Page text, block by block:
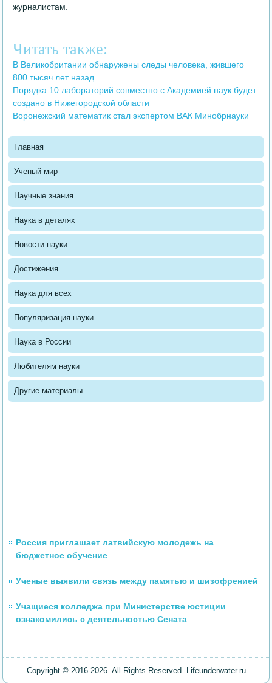
журналистам.
Читать также:
В Великобритании обнаружены следы человека, жившего
800 тысяч лет назад
Порядка 10 лабораторий совместно с Академией наук будет
создано в Нижегородской области
Воронежский математик стал экспертом ВАК Минобрнауки
Главная
Ученый мир
Научные знания
Наука в деталях
Новости науки
Достижения
Наука для всех
Популяризация науки
Наука в России
Любителям науки
Другие материалы
Россия приглашает латвийскую молодежь на
бюджетное обучение
Ученые выявили связь между памятью и шизофренией
Учащиеся колледжа при Министерстве юстиции
ознакомились с деятельностью Сената
Copyright © 2016-2026. All Rights Reserved. Lifeunderwater.ru